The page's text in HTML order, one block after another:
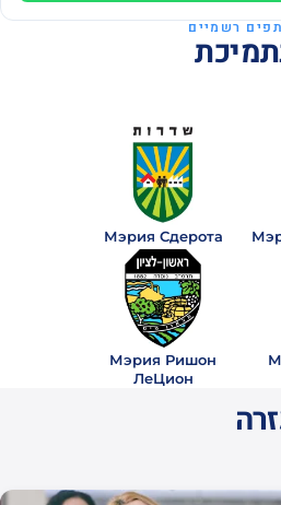
רשמיים
Мэрия Сдерота
Мэрия Ришон
ЛеЦион